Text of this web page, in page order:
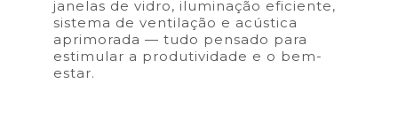
janelas de vidro, iluminação eficiente,
sistema de ventilação e acústica
aprimorada — tudo pensado para
estimular a produtividade e o bem-
estar.